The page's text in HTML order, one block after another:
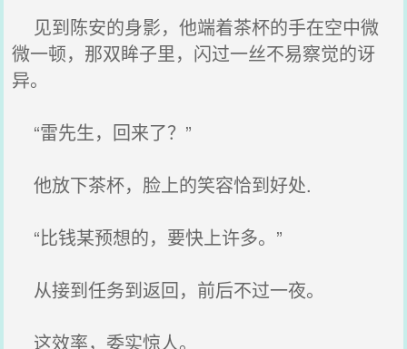
见到陈安的身影，他端着茶杯的手在空中微
微一顿，那双眸子里，闪过一丝不易察觉的讶
异。
“雷先生，回来了？”
他放下茶杯，脸上的笑容恰到好处.
“比钱某预想的，要快上许多。”
从接到任务到返回，前后不过一夜。
这效率，委实惊人。